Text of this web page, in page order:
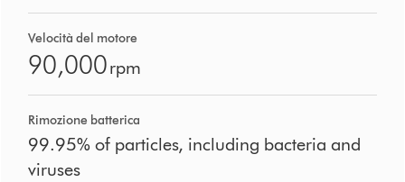
Velocità del motore
90,000rpm
Rimozione batterica
99.95% of particles, including bacteria and
viruses